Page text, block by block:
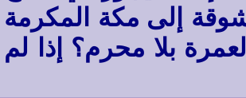
إلى مكة المكرمة
بلا محرم؟ إذا لم